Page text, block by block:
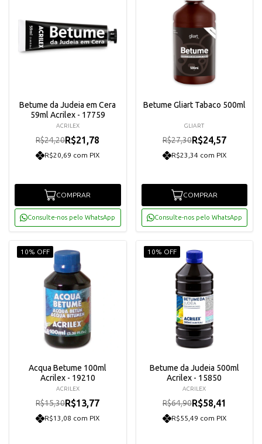
Betume da Judeia em Cera
59ml Acrilex - 17759
ACRILEX
R$24,20R$21,78
R$20,69 com PIX
COMPRAR
Consulte-nos pelo WhatsApp
Betume Gliart Tabaco 500ml
GLIART
R$27,30R$24,57
R$23,34 com PIX
COMPRAR
Consulte-nos pelo WhatsApp
10% OFF
Acqua Betume 100ml
Acrilex - 19210
ACRILEX
R$15,30R$13,77
R$13,08 com PIX
10% OFF
Betume da Judeia 500ml
Acrilex - 15850
ACRILEX
R$64,90R$58,41
R$55,49 com PIX